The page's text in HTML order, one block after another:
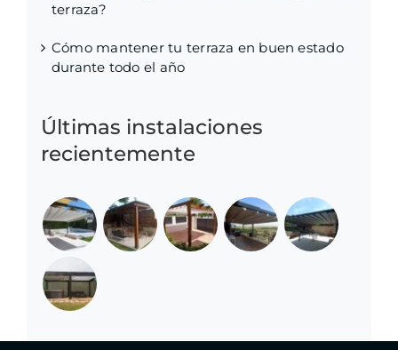
terraza?
Cómo mantener tu terraza en buen estado
durante todo el año
Últimas instalaciones
recientemente